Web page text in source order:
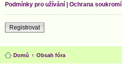
Podmínky pro užívání | Ochrana soukromí
Registrovat
Domů Obsah fóra